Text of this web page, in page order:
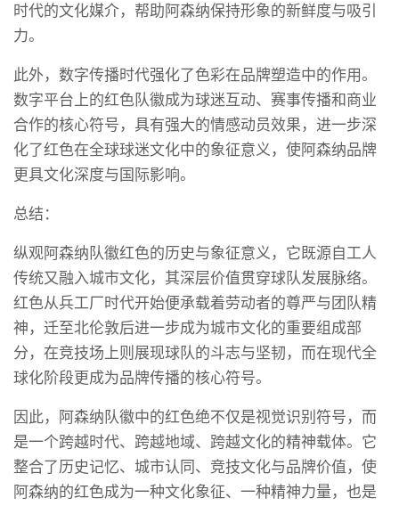
时代的文化媒介，帮助阿森纳保持形象的新鲜度与吸引
力。
此外，数字传播时代强化了色彩在品牌塑造中的作用。
数字平台上的红色队徽成为球迷互动、赛事传播和商业
合作的核心符号，具有强大的情感动员效果，进一步深
化了红色在全球球迷文化中的象征意义，使阿森纳品牌
更具文化深度与国际影响。
总结：
纵观阿森纳队徽红色的历史与象征意义，它既源自工人
传统又融入城市文化，其深层价值贯穿球队发展脉络。
红色从兵工厂时代开始便承载着劳动者的尊严与团队精
神，迁至北伦敦后进一步成为城市文化的重要组成部
分，在竞技场上则展现球队的斗志与坚韧，而在现代全
球化阶段更成为品牌传播的核心符号。
因此，阿森纳队徽中的红色绝不仅是视觉识别符号，而
是一个跨越时代、跨越地域、跨越文化的精神载体。它
整合了历史记忆、城市认同、竞技文化与品牌价值，使
阿森纳的红色成为一种文化象征、一种精神力量，也是